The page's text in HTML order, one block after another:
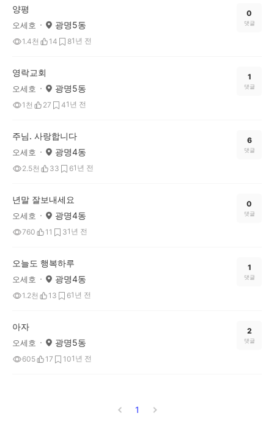
양평
오세호 광명5동
1.4천 14 81년 전
0
댓글
영락교회
오세호 광명5동
1천 27 41년 전
1
댓글
주님. 사랑합니다
오세호 광명4동
2.5천 33 61년 전
6
댓글
년말 잘보내세요
오세호 광명4동
760 11 31년 전
0
댓글
오늘도 행복하루
오세호 광명4동
1.2천 13 61년 전
1
댓글
아자
오세호 광명5동
605 17 101년 전
2
댓글
1